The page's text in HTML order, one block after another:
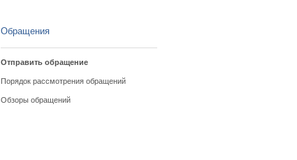
Обращения
Отправить обращение
Порядок рассмотрения обращений
Обзоры обращений